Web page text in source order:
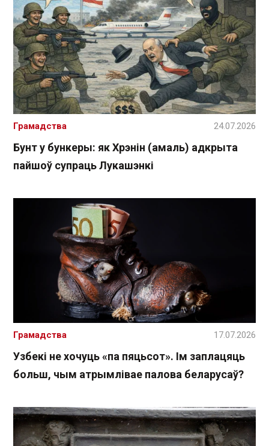
Бунт у бункеры: як Хрэнін (амаль) адкрыта
пайшоў супраць Лукашэнкі
Грамадства 24.07.2026
Узбекі не хочуць «па пяцьсот». Ім заплацяць
больш, чым атрымлівае палова беларусаў?
Грамадства 17.07.2026